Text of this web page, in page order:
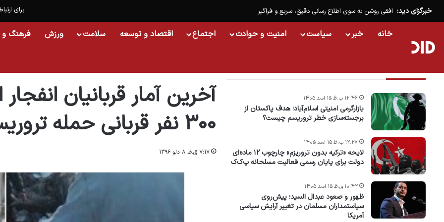
برای خبرگزای دید: افقی روشن به سوی اطلاع رسانی دقیق، سریع و فراگیر
خانه خبر سیاست امنیت و حوادث اجتماع اقتصاد و توسعه سلامت ورزش فرهنگ و
آخرین آمار قربانیان
۳۰۰ نفر قربانی حمله تروریستی شدند
۷:۱۷ ق.ظ ۸ دلو ۱۳۹۶
بازارگرمی امنیتی اسلام‌آباد؛ هدف پاکستان از
برجسته‌سازی خطر تروریسم چیست؟
۱۲:۴۶ ب.ظ ۱۵ اسد ۱۴۰۵
لایحه «ترکیه بدون تروریزم» چارچوب ۱۲ ماده‌ای
دولت برای پایان رسمی فعالیت مسلحانه پ‌ک‌ک
۱۲:۲۷ ب.ظ ۱۵ اسد ۱۴۰۵
ظهور و صعود عبدال السید؛ پیش‌روی
سیاستمداران مسلمان در تغییر آرایش سیاسی
آمریکا
۱۰:۴۲ ق.ظ ۱۵ اسد ۱۴۰۵